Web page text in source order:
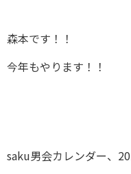
森本です！！
今年もやります！！
saku男会カレンダー、